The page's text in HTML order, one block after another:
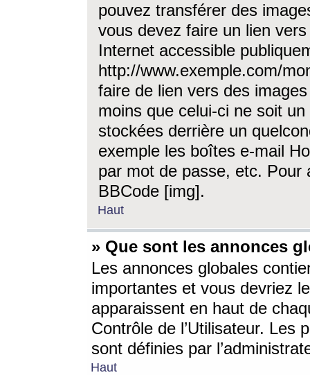
pouvez transférer des
vous devez faire un lien
Internet accessible
http://www.exemple.com/
faire de lien vers des
moins que celui-ci ne soit
stockées derrière un
exemple les boîtes e-mail
par mot de passe, etc. Pour
BBCode [img].
Haut
» Que sont les annonces
Les annonces globales
importantes et vous devriez
apparaissent en haut de
Contrôle de l’Utilisateur. Les
sont définies par
Haut